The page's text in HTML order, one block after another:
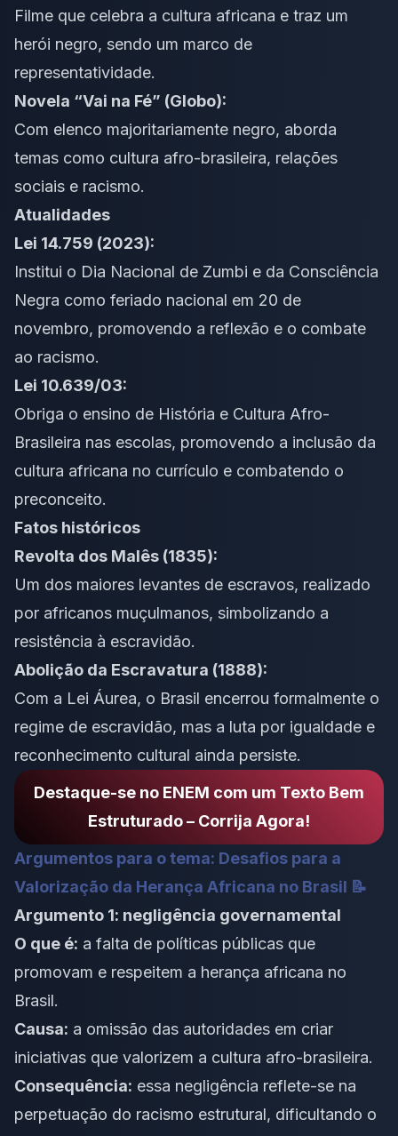
Filme que celebra a cultura africana e traz um
herói negro, sendo um marco de
representatividade.
Novela “Vai na Fé” (Globo):
Com elenco majoritariamente negro, aborda
temas como cultura afro-brasileira, relações
sociais e racismo.
Atualidades
Lei 14.759 (2023):
Institui o Dia Nacional de Zumbi e da Consciência
Negra como feriado nacional em 20 de
novembro, promovendo a reflexão e o combate
ao racismo.
Lei 10.639/03:
Obriga o ensino de História e Cultura Afro-
Brasileira nas escolas, promovendo a inclusão da
cultura africana no currículo e combatendo o
preconceito.
Fatos históricos
Revolta dos Malês (1835):
Um dos maiores levantes de escravos, realizado
por africanos muçulmanos, simbolizando a
resistência à escravidão.
Abolição da Escravatura (1888):
Com a Lei Áurea, o Brasil encerrou formalmente o
regime de escravidão, mas a luta por igualdade e
reconhecimento cultural ainda persiste.
Destaque-se no ENEM com um Texto Bem
Estruturado – Corrija Agora!
Argumentos para o tema: Desafios para a
Valorização da Herança Africana no Brasil 📝
Argumento 1: negligência governamental
O que é: a falta de políticas públicas que
promovam e respeitem a herança africana no
Brasil.
Causa: a omissão das autoridades em criar
iniciativas que valorizem a cultura afro-brasileira.
Consequência: essa negligência reflete-se na
perpetuação do racismo estrutural, dificultando o